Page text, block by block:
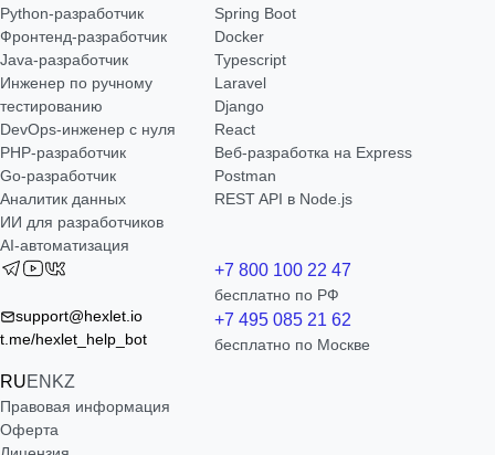
Python-разработчик
Фронтенд-разработчик
Java-разработчик
Инженер по ручному
тестированию
DevOps-инженер с нуля
РНР-разработчик
Go-разработчик
Аналитик данных
ИИ для разработчиков
AI-автоматизация
Spring Boot
Docker
Typescript
Laravel
Django
React
Веб-разработка на Express
Postman
REST API в Node.js
support@hexlet.io
t.me/hexlet_help_bot
RUEN KZ
+7 800 100 22 47
бесплатно по РФ
+7 495 085 21 62
бесплатно по Москве
Правовая информация
Оферта